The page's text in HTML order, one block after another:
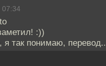
07:34
:))
я так понимаю,